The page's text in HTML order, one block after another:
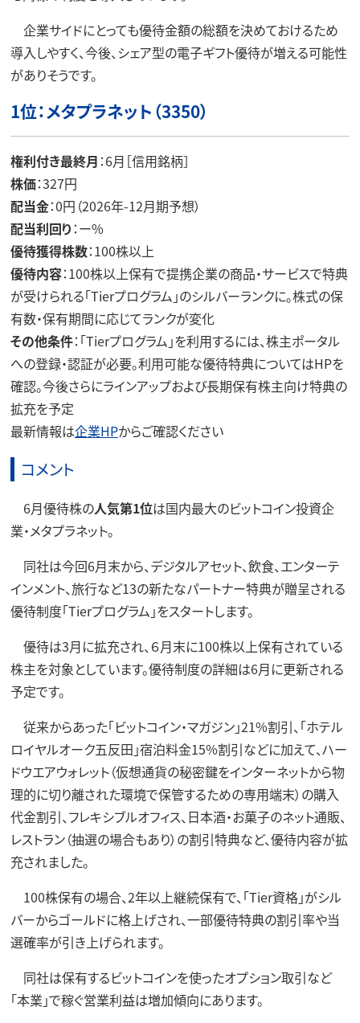
企業サイドにとっても優待金額の総額を決めておけるため
導入しやすく、今後、シェア型の電子ギフト優待が増える可能性
がありそうです。
1位：メタプラネット（3350）
権利付き最終月 ：6月［信用銘柄］
株価：327円
配当金：0円（2026年-12月期予想）
配当利回り ：ー%
優待獲得株数：100株以上
優待内容：100株以上保有で提携企業の商品・サービスで特典
が受けられる「Tierプログラム」のシルバーランクに。株式の保
有数・保有期間に応じてランクが変化
その他条件：「Tierプログラム」を利用するには、株主ポータル
への登録・認証が必要。利用可能な優待特典についてはHPを
確認。今後さらにラインアップおよび長期保有株主向け特典の
拡充を予定
最新情報は企業HPからご確認ください
コメント
6月優待株の人気第1位は国内最大のビットコイン投資企
業・メタプラネット。
同社は今回6月末から、デジタルアセット、飲食、エンターテ
インメント、旅行など13の新たなパートナー特典が贈呈される
優待制度「Tierプログラム」をスタートします。
優待は3月に拡充され、６月末に100株以上保有されている
株主を対象としています。優待制度の詳細は6月に更新される
予定です。
従来からあった「ビットコイン・マガジン」21%割引、「ホテル
ロイヤルオーク五反田」宿泊料金15%割引などに加えて、ハー
ドウエアウォレット（仮想通貨の秘密鍵をインターネットから物
理的に切り離された環境で保管するための専用端末）の購入
代金割引、フレキシブルオフィス、日本酒・お菓子のネット通販、
レストラン（抽選の場合もあり）の割引特典など、優待内容が拡
充されました。
100株保有の場合、2年以上継続保有で、「Tier資格」がシル
バーからゴールドに格上げされ、一部優待特典の割引率や当
選確率が引き上げられます。
同社は保有するビットコインを使ったオプション取引など
「本業」で稼ぐ営業利益は増加傾向にあります。